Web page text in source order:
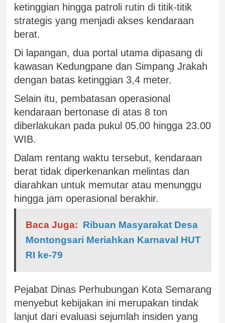
ketinggian hingga patroli rutin di titik-titik
strategis yang menjadi akses kendaraan
berat.
Di lapangan, dua portal utama dipasang di
kawasan Kedungpane dan Simpang Jrakah
dengan batas ketinggian 3,4 meter.
Selain itu, pembatasan operasional
kendaraan bertonase di atas 8 ton
diberlakukan pada pukul 05.00 hingga 23.00
WIB.
Dalam rentang waktu tersebut, kendaraan
berat tidak diperkenankan melintas dan
diarahkan untuk memutar atau menunggu
hingga jam operasional berakhir.
Baca Juga: Ribuan Masyarakat Desa
Montongsari Meriahkan Karnaval HUT
RI ke-79
Pejabat Dinas Perhubungan Kota Semarang
menyebut kebijakan ini merupakan tindak
lanjut dari evaluasi sejumlah insiden yang